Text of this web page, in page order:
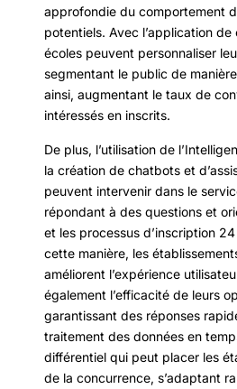
approfondie du comportement
potentiels. Avec l’application
écoles peuvent personnaliser
segmentant le public de
ainsi, augmentant le taux de
intéressés en inscrits.
De plus, l’utilisation de
la création de chatbots et
peuvent intervenir dans le
répondant à des questions et
et les processus d’inscription
cette manière, les
améliorent l’expérience
également l’efficacité de leurs
garantissant des réponses
traitement des données en
différentiel qui peut placer les
de la concurrence, s’adaptant